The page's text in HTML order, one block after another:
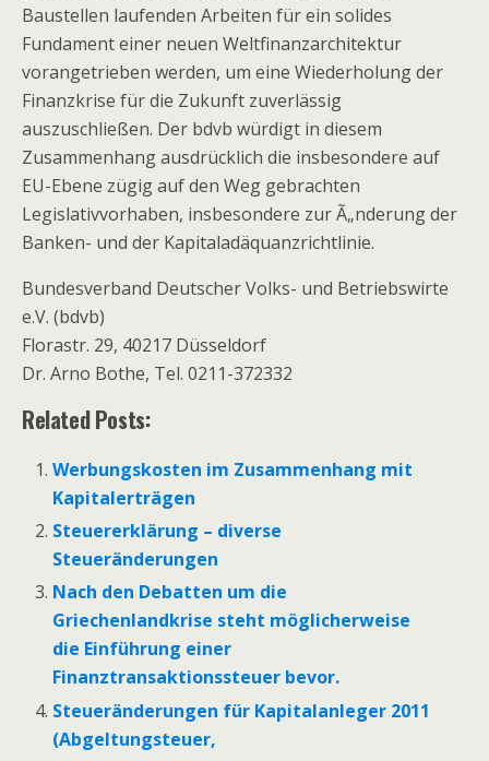
Baustellen laufenden Arbeiten für ein solides
Fundament einer neuen Weltfinanzarchitektur
vorangetrieben werden, um eine Wiederholung der
Finanzkrise für die Zukunft zuverlässig
auszuschließen. Der bdvb würdigt in diesem
Zusammenhang ausdrücklich die insbesondere auf
EU-Ebene zügig auf den Weg gebrachten
Legislativvorhaben, insbesondere zur Ã„nderung der
Banken- und der Kapitaladäquanzrichtlinie.
Bundesverband Deutscher Volks- und Betriebswirte
e.V. (bdvb)
Florastr. 29, 40217 Düsseldorf
Dr. Arno Bothe, Tel. 0211-372332
Related Posts:
Werbungskosten im Zusammenhang mit
Kapitalerträgen
Steuererklärung – diverse
Steueränderungen
Nach den Debatten um die
Griechenlandkrise steht möglicherweise
die Einführung einer
Finanztransaktionssteuer bevor.
Steueränderungen für Kapitalanleger 2011
(Abgeltungsteuer,